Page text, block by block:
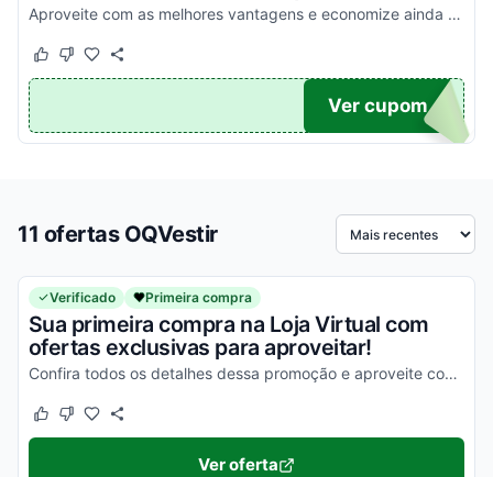
Aproveite com as melhores vantagens e economize ainda hoje em todas as suas compras online!
Este cupom funcionou
Este cupom não funcionou
ES20
Ver cupom
11 ofertas OQVestir Ordenar por
Verificado Primeira compra
Sua primeira compra na Loja Virtual com
ofertas exclusivas para aproveitar!
Confira todos os detalhes dessa promoção e aproveite com vantagens simplesmente incríveis!
Este cupom funcionou
Este cupom não funcionou
Ver oferta